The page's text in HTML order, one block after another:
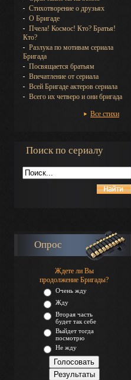
Стихотворение о друзьях
О Бригаде
Пчела! Космос! Кто? Братья!
Кто?
Разлука по мотивам сериала
Бригада
Посвящается братьям
Впечатление от сериала
Всей Бригаде актеров сериала
Всего их четверо и они бригада
Все стихи
Поиск по сериалу
Опрос
Ждете ли Вы
продолжение Бригады?
Очень жду
Жду
Вторая часть
будет так себе
Выйдет тогда
посмотрю
Не жду